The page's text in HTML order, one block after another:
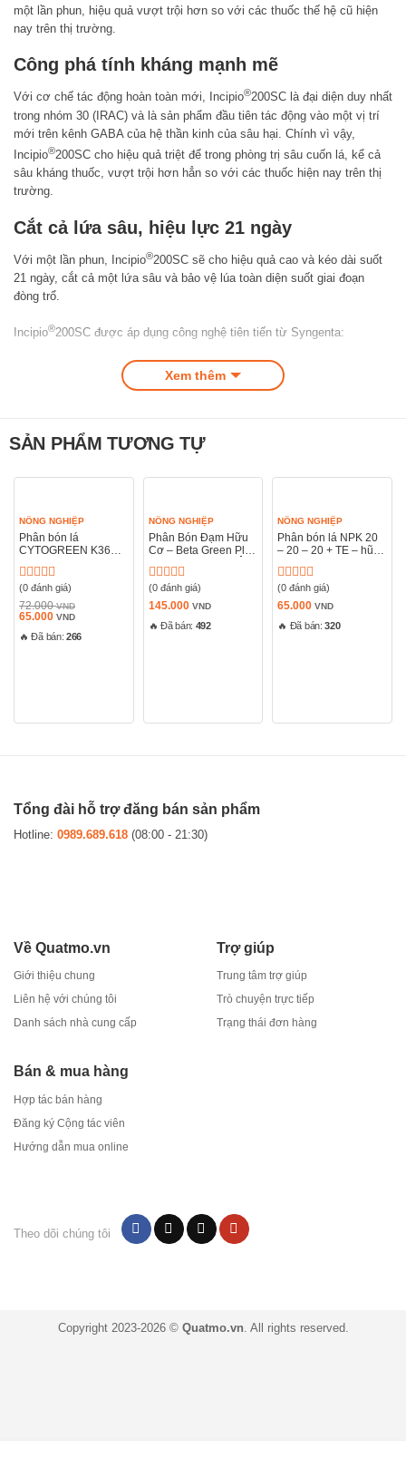
một lần phun, hiệu quả vượt trội hơn so với các thuốc thế hệ cũ hiện
nay trên thị trường.
Công phá tính kháng mạnh mẽ
Với cơ chế tác động hoàn toàn mới, Incipio®️200SC là đại diện duy nhất
trong nhóm 30 (IRAC) và là sản phẩm đầu tiên tác động vào một vị trí
mới trên kênh GABA của hệ thần kinh của sâu hại. Chính vì vậy,
Incipio®️200SC cho hiệu quả triệt để trong phòng trị sâu cuốn lá, kể cả
sâu kháng thuốc, vượt trội hơn hẳn so với các thuốc hiện nay trên thị
trường.
Cắt cả lứa sâu, hiệu lực 21 ngày
Với một lần phun, Incipio®️200SC sẽ cho hiệu quả cao và kéo dài suốt
21 ngày, cắt cả một lứa sâu và bảo vệ lúa toàn diện suốt giai đoạn
đòng trổ.
Incipio®️200SC được áp dụng công nghệ tiên tiến từ Syngenta:
– Chống mưa rửa trôi hiệu quả
Từ đó, giúp kéo dài hiệu lực trừ sâu của sản phẩm và vượt trội hơn
hẳn so với các thuốc hiện nay trên thị trường.
Công nghệ tiên tiến phòng trừ
sâu cuốn lá hại lúa
Incipio®️ 200SC – sản phẩm được áp dụng công nghệ
PLINAZOLIN
technology độc quyền, với cơ chế tác động đột phá vào
hệ thần kinh của sâu hại bằng cả hai phương thức: tiếp xúc và vị độc.
Xem thêm
SẢN PHẨM TƯƠNG TỰ
NÔNG NGHIỆP
Phân bón lá
CYTOGREEN K36S
36+3MgO+6S+TE –
Hũ 500gram
Được
xếp
hạng
5
(0 đánh giá)
72.000VND
Giá
là:
65.000 VNDGiá
tại
🔥 Đã bán: 266
NÔNG NGHIỆP
Phân Bón Đạm Hữu
Cơ – Beta Green Plus
Được
xếp
0
(0 đánh giá)
145.000 VND
🔥 Đã bán: 492
NÔNG NGHIỆP
Phân bón lá NPK 20
– 20 – 20 + TE – hũ
Được
xếp
0
(0 đánh giá)
65.000VND
🔥 Đã bán:320
Tổng đài hỗ trợ đăng bán sản phẩm
Hotline: 0989.689.618 (08:00 - 21:30)
Về Quatmo.vn
Giới thiệu chung
Liên hệ với chúng tôi
Danh sách nhà cung cấp
Trợ giúp
Trung tâm trợ giúp
Trò chuyện trực tiếp
Trạng thái đơn hàng
Bán & mua hàng
Hợp tác bán hàng
Đăng ký Cộng tác viên
Hướng dẫn mua online
Theo dõi chúng tôi
Copyright 2023-2026 © Quatmo.vn . All rights reserved.